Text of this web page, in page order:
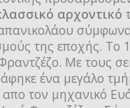
αρχοντικό
της εποχής. Το
Με τους
ένα μεγάλο
απο τον μηχανικό